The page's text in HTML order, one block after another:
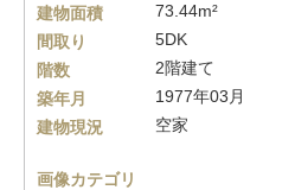
建物面積
73.44m²
間取り
5DK
階数
2階建て
築年月
1977年03月
建物現況
空家
画像カテゴリ